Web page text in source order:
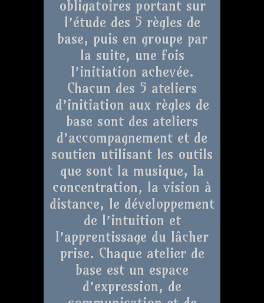
obligatoires portant sur
l’étude des 5 règles de
base, puis en groupe par
la suite, une fois
l’initiation achevée.
Chacun des 5 ateliers
d’initiation aux règles de
base sont des ateliers
d’accompagnement et de
soutien utilisant les outils
que sont la musique, la
concentration, la vision à
distance, le développement
de l’intuition et
l’apprentissage du lâcher
prise. Chaque atelier de
base est un espace
d’expression, de